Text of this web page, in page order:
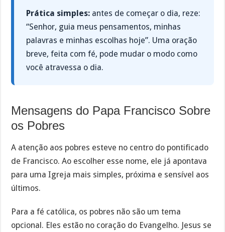
Prática simples: antes de começar o dia, reze:
“Senhor, guia meus pensamentos, minhas
palavras e minhas escolhas hoje”. Uma oração
breve, feita com fé, pode mudar o modo como
você atravessa o dia.
Mensagens do Papa Francisco Sobre
os Pobres
A atenção aos pobres esteve no centro do pontificado
de Francisco. Ao escolher esse nome, ele já apontava
para uma Igreja mais simples, próxima e sensível aos
últimos.
Para a fé católica, os pobres não são um tema
opcional. Eles estão no coração do Evangelho. Jesus se